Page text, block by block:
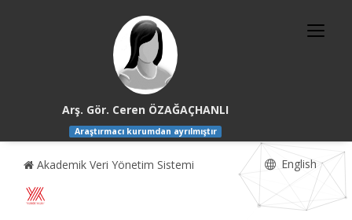
Arş. Gör. Ceren ÖZAĞAÇHANLI
Araştırmacı kurumdan ayrılmıştır
Akademik Veri Yönetim Sistemi English